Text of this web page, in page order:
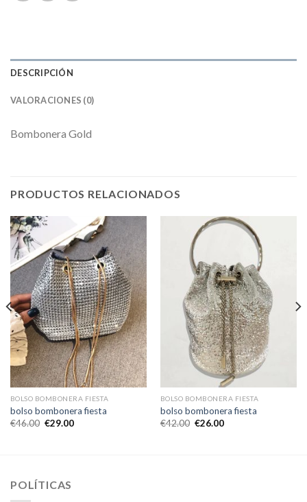
DESCRIPCIÓN
VALORACIONES (0)
Bombonera Gold
PRODUCTOS RELACIONADOS
BOLSO BOMBONERA FIESTA
bolso bombonera fiesta
€46.00 €29.00
BOLSO BOMBONERA FIESTA
bolso bombonera fiesta
€42.00 €26.00
POLÍTICAS